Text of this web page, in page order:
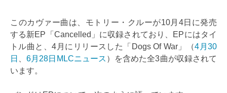
このカヴァー曲は、モトリー・クルーが10月4日に発売
する新EP「Cancelled」に収録されており、EPにはタイ
トル曲と、4月にリリースした「Dogs Of War」（4月30
日
、6月28日MLCニュース ）を含めた全3曲が収録されて
います。